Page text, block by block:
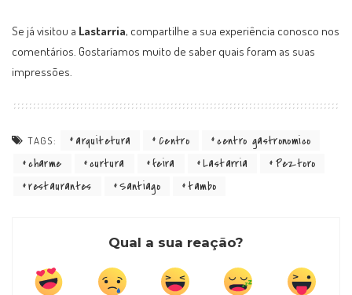
Se já visitou a Lastarria, compartilhe a sua experiência conosco nos
comentários. Gostaríamos muito de saber quais foram as suas
impressões.
TAGS: arquitetura Centro
centro gastronomico
charme
curtura feira Lastarria
Peztoro
restaurantes
Santiago tambo
Qual a sua reação?